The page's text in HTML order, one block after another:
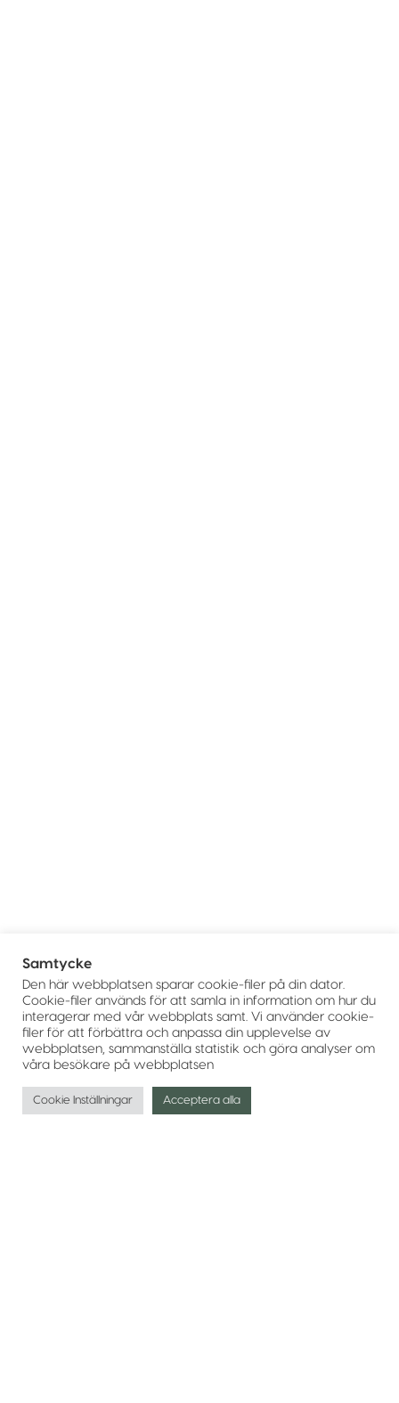
Samtycke
Den här webbplatsen sparar cookie-filer på din dator.
Cookie-filer används för att samla in information om hur du
interagerar med vår webbplats samt. Vi använder cookie-
filer för att förbättra och anpassa din upplevelse av
webbplatsen, sammanställa statistik och göra analyser om
våra besökare på webbplatsen
Cookie Inställningar Acceptera alla